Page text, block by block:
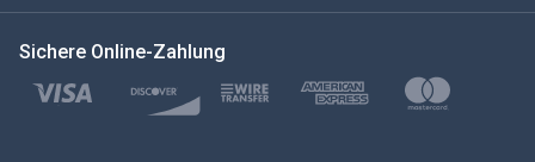
Türkçe
Polski
Sichere Online-Zahlung